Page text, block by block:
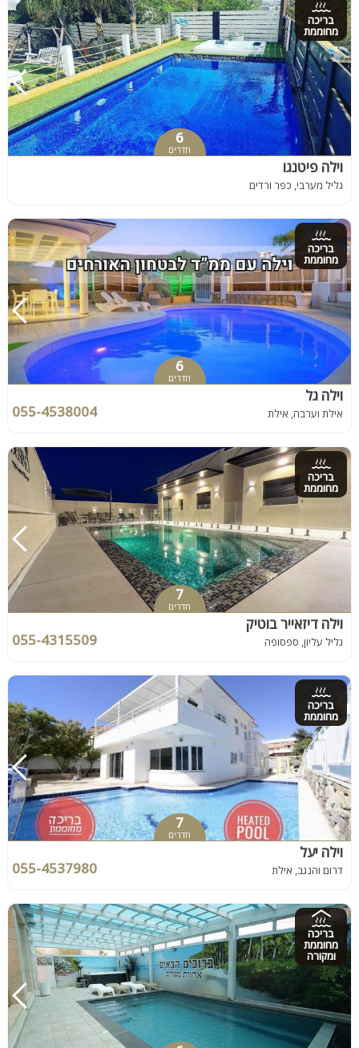
בריכה
מחוממת
6
חדרים
וילה פיטנגו
גליל מערבי, כפר ורדים
בריכה
מחוממת
6
חדרים
וילה גל
אילת וערבה, אילת 055-4538004
בריכה
מחוממת
7
חדרים
וילה דיזאייר בוטיק
גליל עליון, ספסופה 055-4315509
בריכה
מחוממת
7
חדרים
וילה יעל
דרום והנגב, אילת 055-4537980
בריכה
מחוממת
ומקורה